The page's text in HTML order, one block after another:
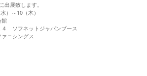
展致します。
～10（木）
ソフネットジャパンブース
ニシングス